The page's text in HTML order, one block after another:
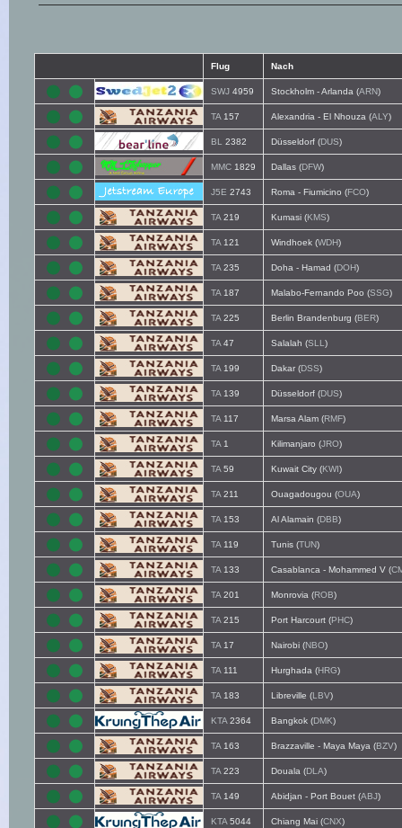
Flug Nach
SWJ 4959 Stockholm - Arlanda (ARN)
TA 157 Alexandria - El Nhouza (ALY)
BL 2382 Düsseldorf (DUS)
MMC 1829 Dallas (DFW)
J5E 2743 Roma - Fiumicino (FCO)
TA 219 Kumasi (KMS)
TA 121 Windhoek (WDH)
TA 235 Doha - Hamad (DOH)
TA 187 Malabo-Fernando Poo (SSG)
TA 225 Berlin Brandenburg (BER)
TA 47 Salalah (SLL )
TA 199 Dakar (DSS)
TA 139 Düsseldorf (DUS)
TA 117 Marsa Alam (RMF)
TA 1 Kilimanjaro (JRO)
TA 59 Kuwait City (KWI)
TA 211 Ouagadougou (OUA)
TA 153 Al Alamain (DBB)
TA 119 Tunis (TUN)
TA 133 Casablanca - Mohammed V (
TA 201 Monrovia (ROB)
TA 215 Port Harcourt (PHC)
TA 17 Nairobi (NBO)
TA 111 Hurghada (HRG)
TA 183 Libreville (LBV)
KTA 2364 Bangkok (DMK)
TA 163 Brazzaville - Maya Maya (BZV)
TA 223 Douala (DLA)
TA 149 Abidjan - Port Bouet (ABJ)
KTA 5044 Chiang Mai (CNX)